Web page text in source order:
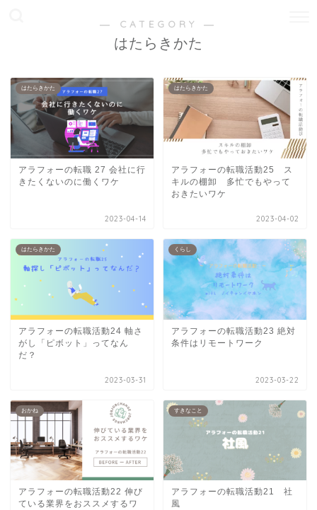
― CATEGORY ―
はたらきかた
はたらきかた
アラフォーの転職 27 会社に行
きたくないのに働くワケ
2023-04-14
はたらきかた
アラフォーの転職活動25 ス
キルの棚卸 多忙でもやって
おきたいワケ
2023-04-02
はたらきかた
アラフォーの転職活動24 軸さ
がし「ピボット」ってなん
だ？
2023-03-31
くらし
アラフォーの転職活動23 絶対
条件はリモートワーク
2023-03-22
おかね
アラフォーの転職活動22 伸び
ている業界をおススメするワ
すきなこと
アラフォーの転職活動21 社
風